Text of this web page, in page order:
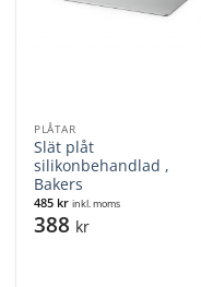
PLÅTAR
Slät plåt
silikonbehandlad ,
Bakers
485 kr inkl. moms
388 kr